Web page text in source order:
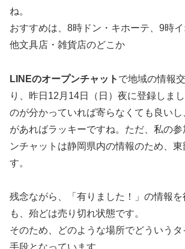
ね。
おすすめは、8時ドン・キホーテ、9時
他文具店・雑貨店のどこか
LINEのオープンチャット で地域の情報
り、昨日12月14日（日）夜に登録しま
のが分かっていれば寄らなくても良い
があればラッキーですね。ただ、私の
ンチャットは静岡県内の情報のため、東
す。
残念ながら、「有りました！」の情報を
も、殆どは売り切れ状態です。
そのため、どのような場所でどういう